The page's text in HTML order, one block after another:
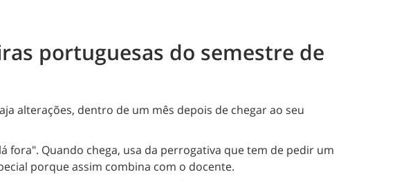
portuguesas do semestre de
alterações, dentro de um mês depois de chegar ao seu
fora". Quando chega, usa da perrogativa que tem de pedir um
porque assim combina com o docente.